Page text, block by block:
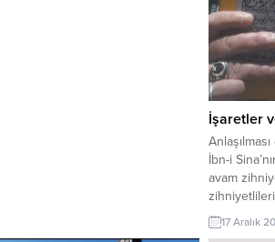
İşaretler
İbn-i
avam
17 Aralık